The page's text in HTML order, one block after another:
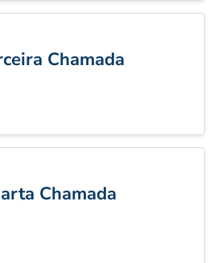
Chamada
Chamada